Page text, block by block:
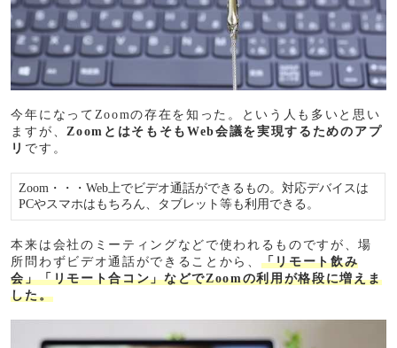
今年になってZoomの存在を知った。という人も多いと思い
ますが、ZoomとはそもそもWeb会議を実現するためのアプ
リ です。
Zoom・・・Web上でビデオ通話ができるもの。対応デバイスは
PCやスマホはもちろん、タブレット等も利用できる。
本来は会社のミーティングなどで使われるものですが、場
所問わずビデオ通話ができることから、 「リモート飲み
会」「リモート合コン」などでZoomの利用が格段に増えま
した。